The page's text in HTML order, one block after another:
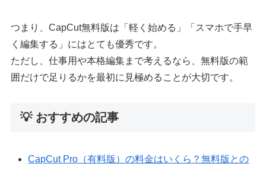
つまり、CapCut無料版は「軽く始める」「スマホで手早
く編集する」にはとても優秀です。
ただし、仕事用や本格編集まで考えるなら、無料版の範
囲だけで足りるかを最初に見極めることが大切です。
💡 おすすめの記事
CapCut Pro（有料版）の料金はいくら？無料版との